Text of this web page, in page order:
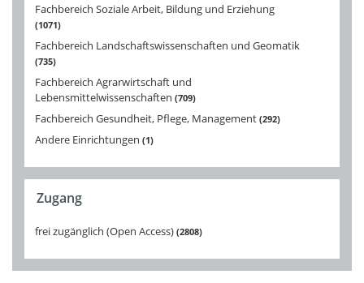
Fachbereich Soziale Arbeit, Bildung und Erziehung
1071
Fachbereich Landschaftswissenschaften und Geomatik
735
Fachbereich Agrarwirtschaft und
Lebensmittelwissenschaften 709
Fachbereich Gesundheit, Pflege, Management 292
Andere Einrichtungen 1
Zugang
frei zugänglich (Open Access) 2808